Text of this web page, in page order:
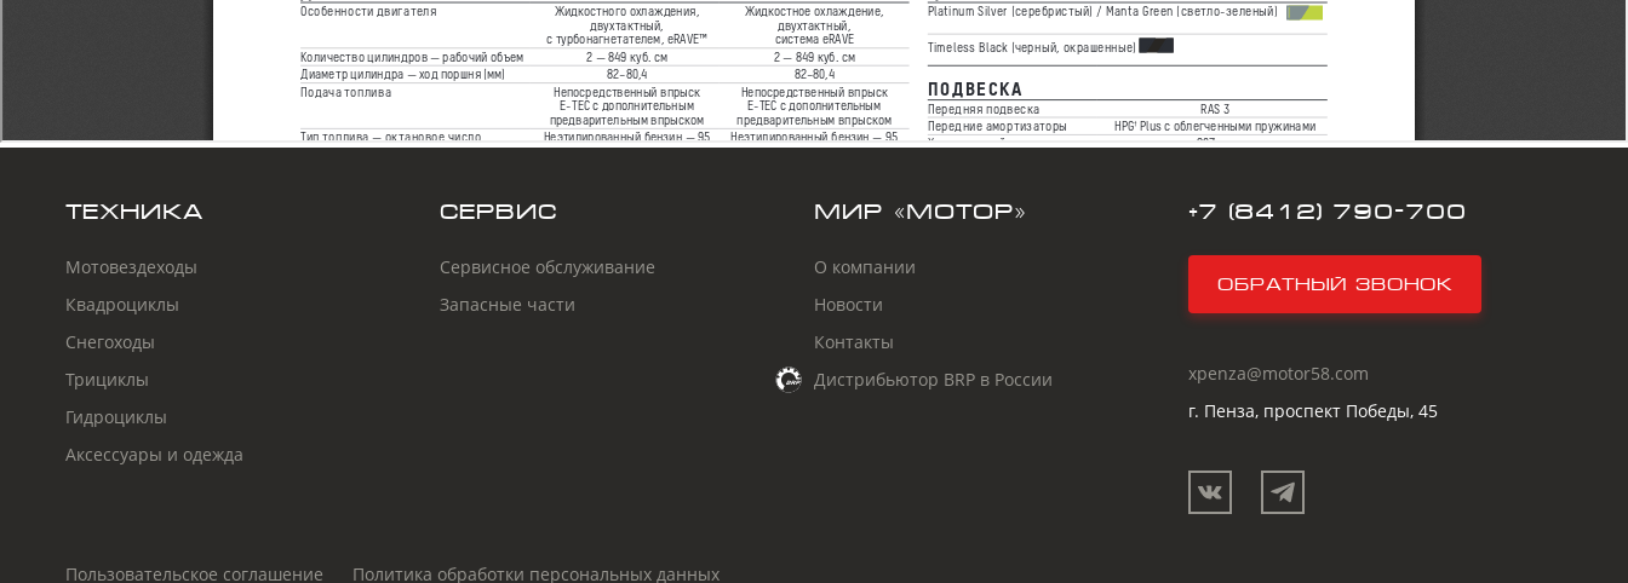
ТЕХНИКА
Мотовездеходы
Квадроциклы
Снегоходы
Трициклы
Гидроциклы
Аксессуары и одежда
СЕРВИС
Сервисное обслуживание
Запасные части
МИР «МОТОР»
О компании
Новости
Контакты
Дистрибьютор BRP в России
+7 (8412) 790-700
Обратный звонок
xpenza@motor58.com
г. Пенза, проспект Победы, 45
Пользовательское соглашение Политика обработки персональных данных